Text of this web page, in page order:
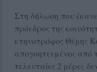
Στη δήλωση που
πρόεδρος της
κτηνοτρόφος Θέμης
απογοητευμένος από
τελευταίες 2 μέρες